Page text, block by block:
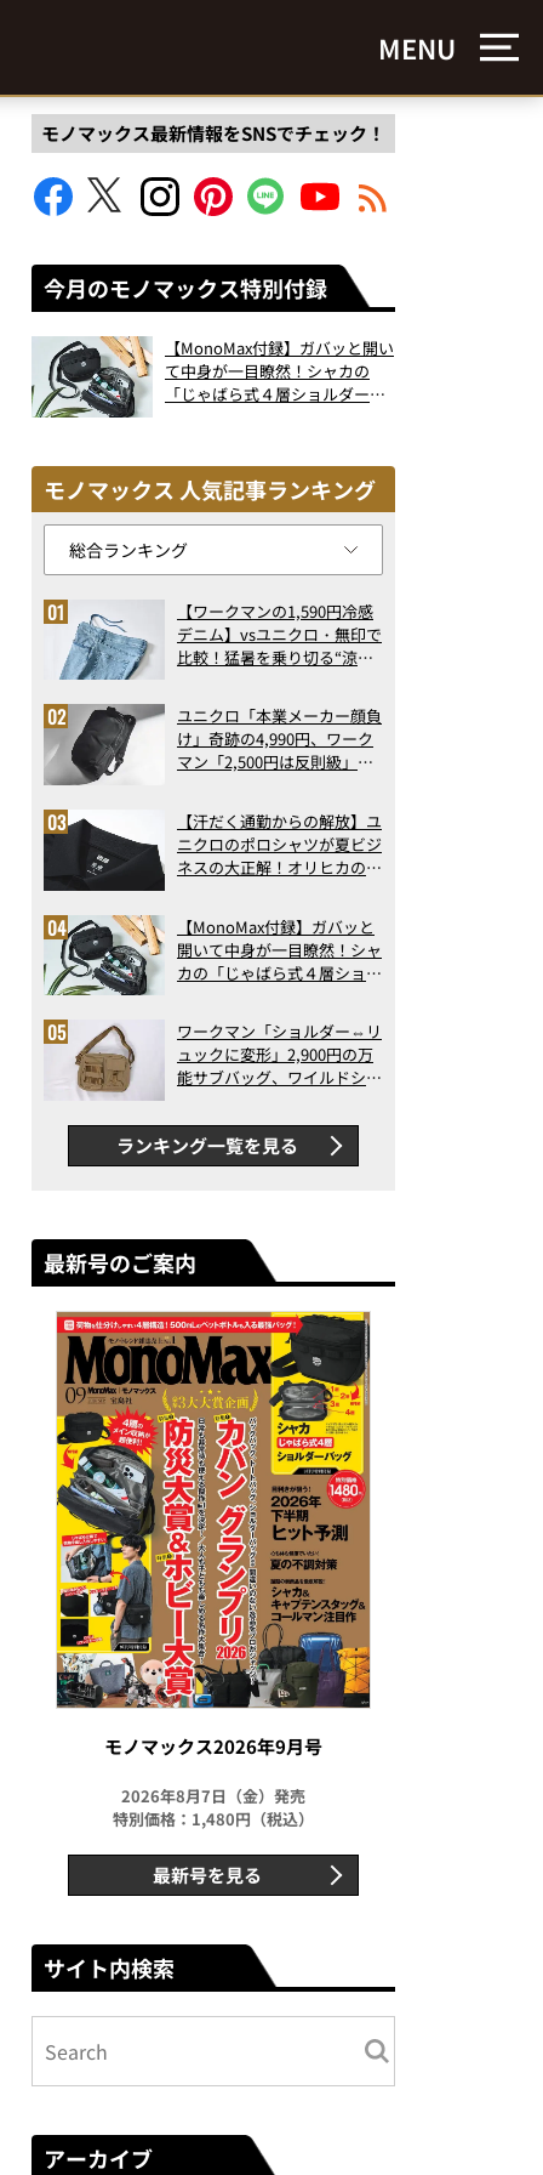
MENU
モノマックス最新情報をSNSでチェック！
今月のモノマックス特別付録
【MonoMax付録】ガバッと開い
て中身が一目瞭然！シャカの
「じゃばら式４層ショルダーバ
モノマックス 人気記事ランキング
【ワークマンの1,590円冷感
デニム】vsユニクロ・無印で
比較！猛暑を乗り切る“涼感
で決定版
ユニクロ「本業メーカー顔負
け」奇跡の4,990円、ワーク
マン「2,500円は反則級」凄
ト3】（2026年6月版）
【汗だく通勤からの解放】ユ
ニクロのポロシャツが夏ビジ
ネスの大正解！オリヒカの透
アの実力
【MonoMax付録】ガバッと
開いて中身が一目瞭然！シャ
カの「じゃばら式４層ショル
った！
ワークマン「ショルダー⇔リ
ュックに変形」2,900円の万
能サブバッグ、ワイルドシン
録…ほか【休日バッグの人気
記事ランキングベスト3】
（2026年6月版）
ランキング一覧を見る
最新号のご案内
モノマックス2026年9月号
2026年8月7日（金）発売
特別価格：1,480円（税込）
最新号を見る
サイト内検索
アーカイブ